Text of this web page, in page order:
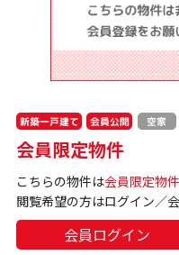
新築一戸建て 会員公開 空家
会員限定物件
こちらの物件は会員限定物件
閲覧希望の方はログイン／
会員ログイン